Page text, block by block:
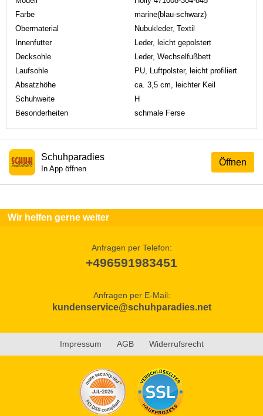
Farbe
marine(blau-schwarz)
Obermaterial
Nubukleder, Textil
Innenfutter
Leder, leicht gepolstert
Decksohle
Leder, Wechselfußbett
Laufsohle
PU, Luftpolster, leicht profiliert
Absatzhöhe
ca. 3,5 cm, leichter Keil
Schuhweite
H
Besonderheiten
schmale Ferse
Öffnen
Schuhparadies
In App öffnen
Wir helfen gerne weiter
Anfragen per Telefon:
+496591983451
Anfragen per E-Mail:
kundenservice@schuhparadies.net
Impressum AGB Widerrufsrecht